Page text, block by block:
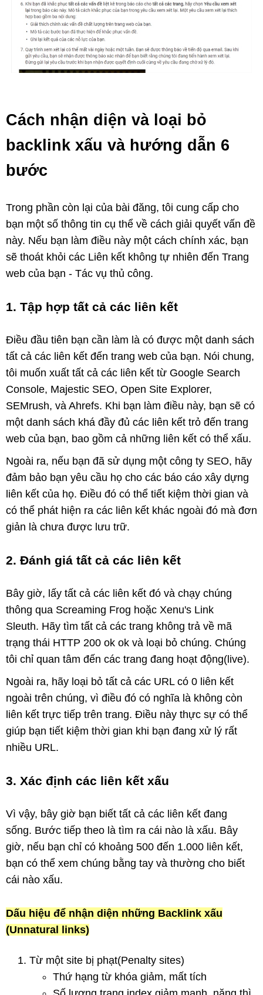
Cách nhận diện và loại bỏ
backlink xấu và hướng dẫn 6
bước
Trong phần còn lại của bài đăng, tôi cung cấp cho
bạn một số thông tin cụ thể về cách giải quyết vấn đề
này. Nếu bạn làm điều này một cách chính xác, bạn
sẽ thoát khỏi các Liên kết không tự nhiên đến Trang
web của bạn - Tác vụ thủ công.
1. Tập hợp tất cả các liên kết
Điều đầu tiên bạn cần làm là có được một danh sách
tất cả các liên kết đến trang web của bạn. Nói chung,
tôi muốn xuất tất cả các liên kết từ Google Search
Console, Majestic SEO, Open Site Explorer,
SEMrush, và Ahrefs. Khi bạn làm điều này, bạn sẽ có
một danh sách khá đầy đủ các liên kết trỏ đến trang
web của bạn, bao gồm cả những liên kết có thể xấu.
Ngoài ra, nếu bạn đã sử dụng một công ty SEO, hãy
đảm bảo bạn yêu cầu họ cho các báo cáo xây dựng
liên kết của họ. Điều đó có thể tiết kiệm thời gian và
có thể phát hiện ra các liên kết khác ngoài đó mà đơn
giản là chưa được lưu trữ.
2. Đánh giá tất cả các liên kết
Bây giờ, lấy tất cả các liên kết đó và chạy chúng
thông qua Screaming Frog hoặc Xenu's Link
Sleuth. Hãy tìm tất cả các trang không trả về mã
trạng thái HTTP 200 ok ok và loại bỏ chúng. Chúng
tôi chỉ quan tâm đến các trang đang hoạt động(live).
Ngoài ra, hãy loại bỏ tất cả các URL có 0 liên kết
ngoài trên chúng, vì điều đó có nghĩa là không còn
liên kết trực tiếp trên trang. Điều này thực sự có thể
giúp bạn tiết kiệm thời gian khi bạn đang xử lý rất
nhiều URL.
3. Xác định các liên kết xấu
Vì vậy, bây giờ bạn biết tất cả các liên kết đang
sống. Bước tiếp theo là tìm ra cái nào là xấu. Bây
giờ, nếu bạn chỉ có khoảng 500 đến 1.000 liên kết,
bạn có thể xem chúng bằng tay và thường cho biết
cái nào xấu.
Dấu hiệu để nhận diện những Backlink xấu
(Unnatural links)
Từ một site bị phạt(Penalty sites)
Thứ hạng từ khóa giảm, mất tích